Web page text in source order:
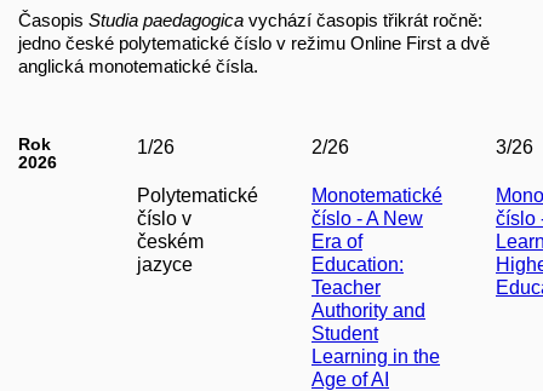
Časopis Studia paedagogica vychází časopis třikrát ročně:
jedno české polytematické číslo v režimu Online First a dvě
anglická monotematické čísla.
Rok
2026
1/26
Polytematické
číslo v
českém
jazyce
2/26
Monotematické
číslo - A New
Era of
Education:
Teacher
Authority and
Student
Learning in the
Age of AI
3/26
číslo